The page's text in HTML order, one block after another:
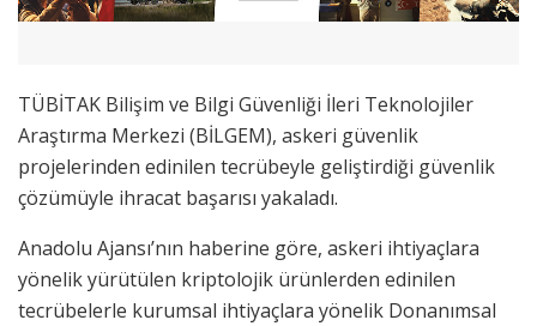
TÜBİTAK Bilişim ve Bilgi Güvenliği İleri Teknolojiler
Araştırma Merkezi (BİLGEM), askeri güvenlik
projelerinden edinilen tecrübeyle geliştirdiği güvenlik
çözümüyle ihracat başarısı yakaladı.
Anadolu Ajansı’nın haberine göre, askeri ihtiyaçlara
yönelik yürütülen kriptolojik ürünlerden edinilen
tecrübelerle kurumsal ihtiyaçlara yönelik Donanımsal